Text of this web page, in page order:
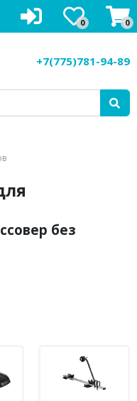
0 0
+7(775)781-94-89
без